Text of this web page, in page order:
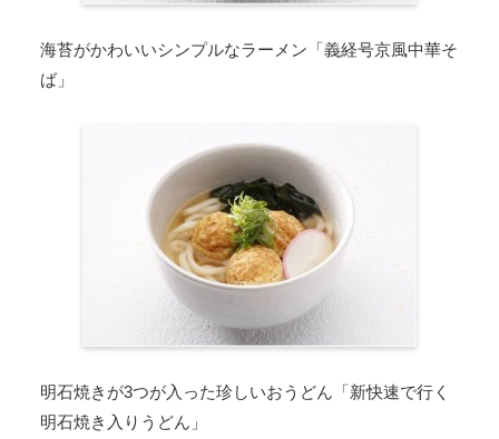
海苔がかわいいシンプルなラーメン「義経号京風中華そ
ば」
明石焼きが3つが入った珍しいおうどん「新快速で行く
明石焼き入りうどん」